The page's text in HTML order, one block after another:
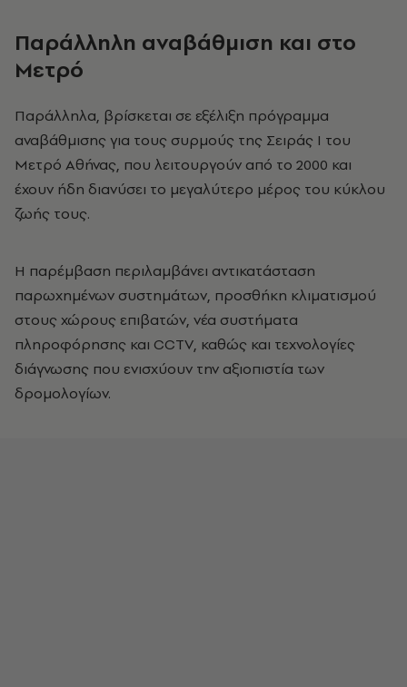
Παράλληλη αναβάθμιση και στο
Μετρό
Παράλληλα, βρίσκεται σε εξέλιξη πρόγραμμα
αναβάθμισης για τους συρμούς της Σειράς Ι του
Μετρό Αθήνας, που λειτουργούν από το 2000 και
έχουν ήδη διανύσει το μεγαλύτερο μέρος του κύκλου
ζωής τους.
Η παρέμβαση περιλαμβάνει αντικατάσταση
παρωχημένων συστημάτων, προσθήκη κλιματισμού
στους χώρους επιβατών, νέα συστήματα
πληροφόρησης και CCTV, καθώς και τεχνολογίες
διάγνωσης που ενισχύουν την αξιοπιστία των
δρομολογίων.